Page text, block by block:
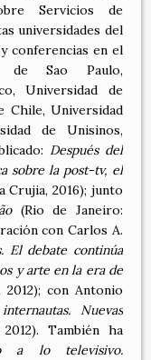
Servicios de
universidades del
conferencias en el
de Sao Paulo,
Universidad de
Chile, Universidad
de Unisinos,
Después del
sobre la post-tv, el
Crujia, 2016); junto
(Rio de Janeiro:
con Carlos A.
El debate continúa
y arte en la era de
con Antonio
Nuevas
También ha
a lo televisivo.